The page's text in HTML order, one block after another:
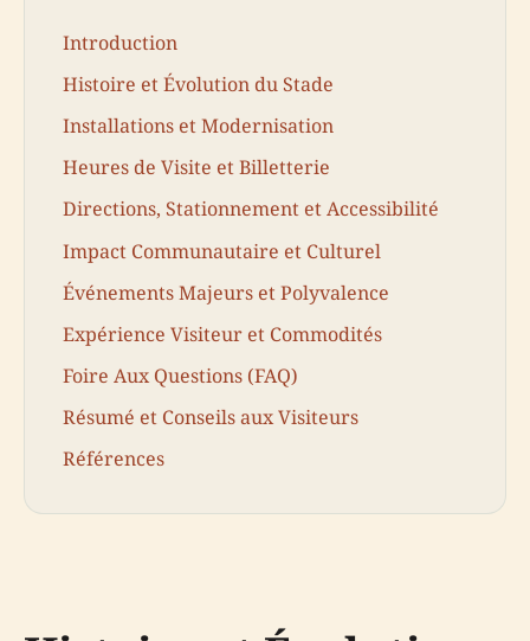
Introduction
Histoire et Évolution du Stade
Installations et Modernisation
Heures de Visite et Billetterie
Directions, Stationnement et Accessibilité
Impact Communautaire et Culturel
Événements Majeurs et Polyvalence
Expérience Visiteur et Commodités
Foire Aux Questions (FAQ)
Résumé et Conseils aux Visiteurs
Références